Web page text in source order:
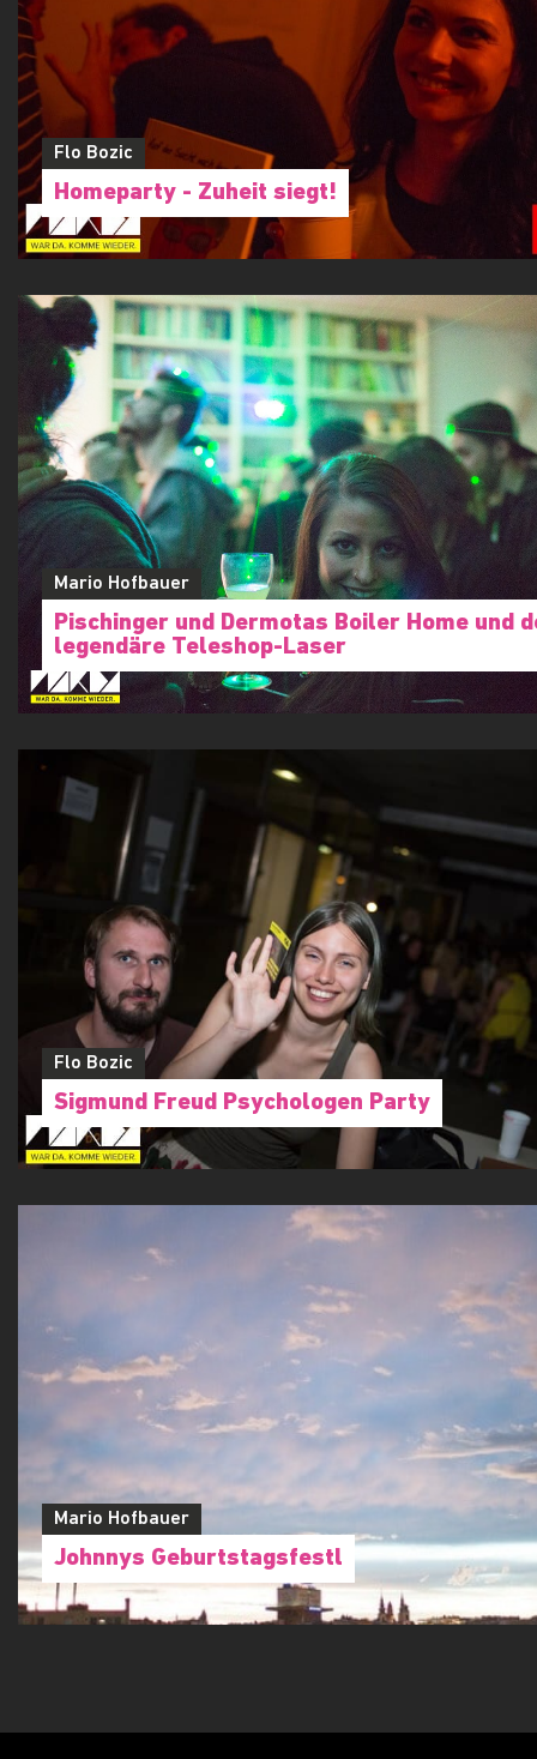
Flo Bozic
Homeparty - Zuheit siegt!
Mario Hofbauer
Pischinger und Dermotas Boiler Home und
legendäre Teleshop-Laser
Flo Bozic
Sigmund Freud Psychologen Party
Mario Hofbauer
Johnnys Geburtstagsfestl